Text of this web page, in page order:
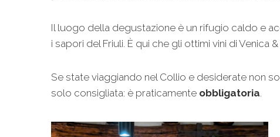
Il luogo della degustazione è un rifugio caldo e
i sapori del Friuli. È qui che gli ottimi vini di
Se state viaggiando nel Collio e desiderate non
solo consigliata: è praticamente obbligatoria.